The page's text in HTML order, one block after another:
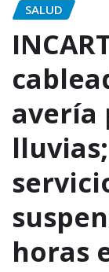
SALUD
avería
horas